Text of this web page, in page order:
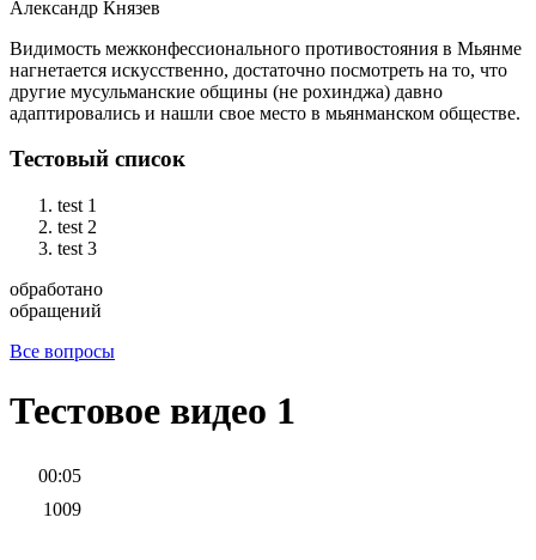
Александр Князев
Видимость межконфессионального противостояния в Мьянме
нагнетается искусственно, достаточно посмотреть на то, что
другие мусульманские общины (не рохинджа) давно
адаптировались и нашли свое место в мьянманском обществе.
Тестовый список
test 1
test 2
test 3
обработано
обращений
Все вопросы
Тестовое видео 1
00:05
1009